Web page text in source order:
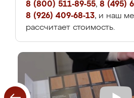
8 (800) 511-89-55, 8 (495)
8 (926) 409-68-13, и наш
рассчитает стоимость.